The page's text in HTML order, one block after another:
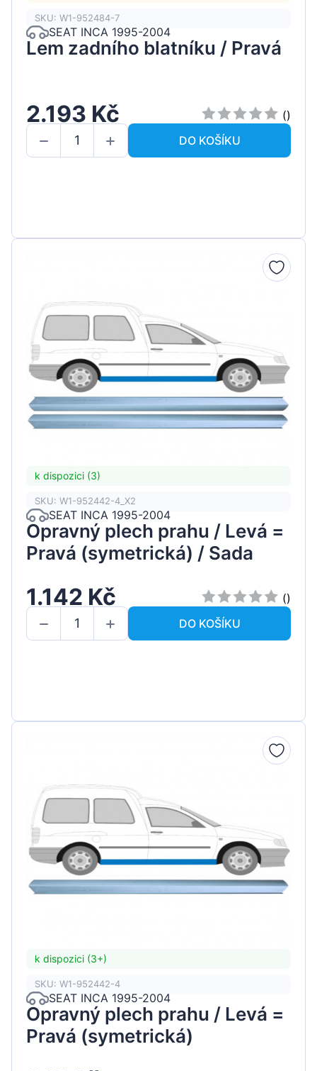
SKU: W1-952484-7
SEAT INCA 1995-2004
Lem zadního blatníku / Pravá
2.193 Kč
()
DO KOŠÍKU
k dispozici (3)
SKU: W1-952442-4_X2
SEAT INCA 1995-2004
Opravný plech prahu / Levá =
Pravá (symetrická) / Sada
1.142 Kč
()
DO KOŠÍKU
k dispozici (3+)
SKU: W1-952442-4
SEAT INCA 1995-2004
Opravný plech prahu / Levá =
Pravá (symetrická)